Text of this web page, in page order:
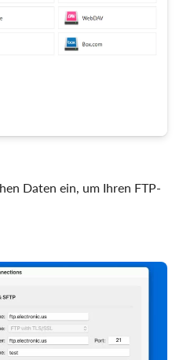
Daten ein, um Ihren FTP-